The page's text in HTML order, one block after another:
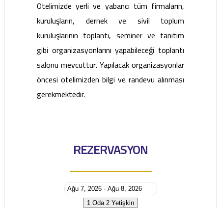
Otelimizde yerli ve yabancı tüm firmaların,
kuruluşların, dernek ve sivil toplum
kuruluşlarının toplantı, seminer ve tanıtım
gibi organizasyonlarını yapabileceği toplantı
salonu mevcuttur. Yapılacak organizasyonlar
öncesi otelimizden bilgi ve randevu alınması
gerekmektedir.
REZERVASYON
1 Oda 2 Yetişkin